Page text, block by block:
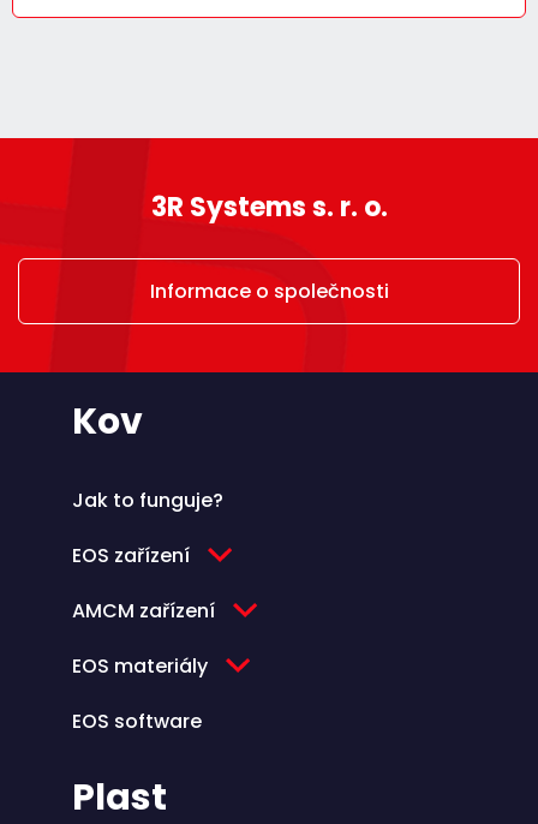
3R Systems s. r. o.
Informace o společnosti
Kov
Jak to funguje?
EOS zařízení
AMCM zařízení
EOS materiály
EOS software
Plast